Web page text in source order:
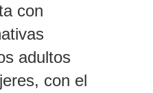
con
adultos
con el